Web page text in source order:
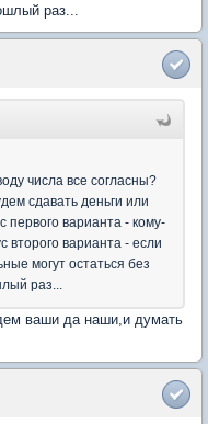
раз...
числа все согласны?
сдавать деньги или
первого варианта - кому-
второго варианта - если
могут остаться без
раз...
ваши да наши,и думать